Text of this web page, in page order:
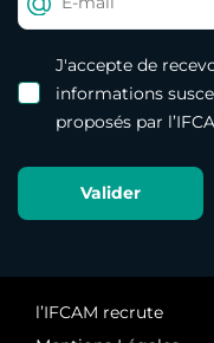
J'accepte de
informations
proposés par
l’IFCAM recrute